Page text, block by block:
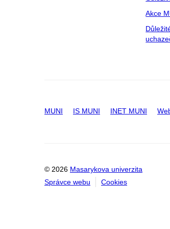
Akce
MUNI IS MUNI INET MUNI
© 2026 Masarykova univerzita
Správce webu
Cookies